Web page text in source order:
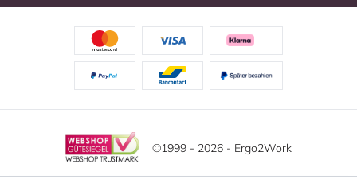
©1999 - 2026 - Ergo2Work